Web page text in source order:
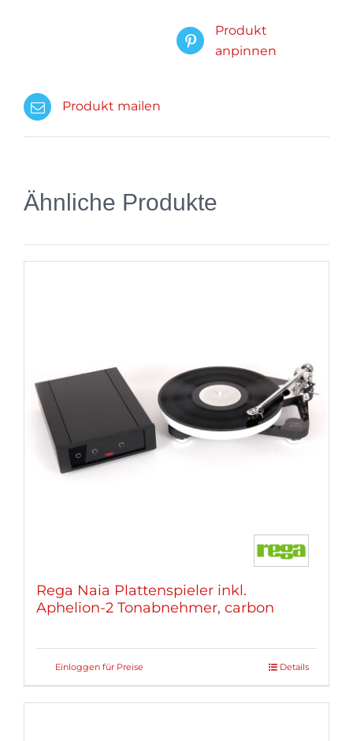
Produkt
anpinnen
Produkt mailen
Ähnliche Produkte
Rega Naia Plattenspieler inkl.
Aphelion-2 Tonabnehmer, carbon
Einloggen für Preise Details